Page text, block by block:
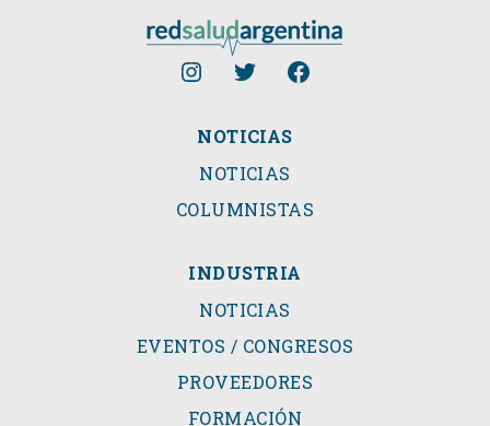
NOTICIAS
NOTICIAS
COLUMNISTAS
INDUSTRIA
NOTICIAS
EVENTOS / CONGRESOS
PROVEEDORES
FORMACIÓN